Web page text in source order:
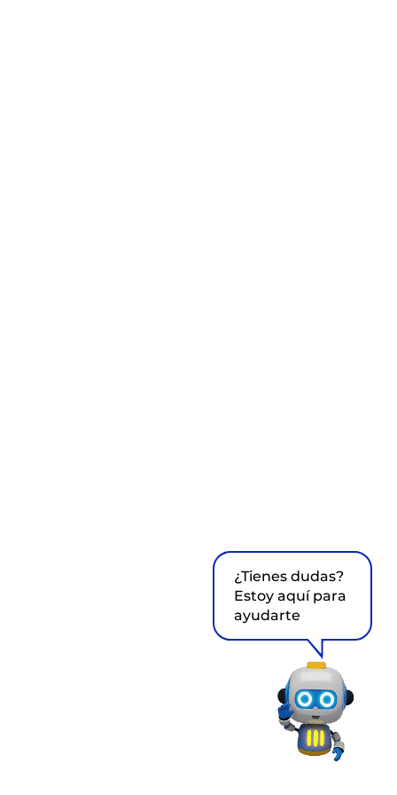
¿Tienes dudas?
Estoy aquí para
ayudarte